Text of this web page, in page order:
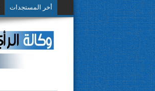
أخر المستجدات